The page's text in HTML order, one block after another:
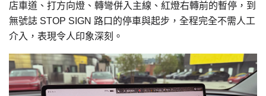
店車道、打方向燈、轉彎併入主線、紅燈右轉前的暫停，到
無號誌 STOP SIGN 路口的停車與起步，全程完全不需人工
介入，表現令人印象深刻。